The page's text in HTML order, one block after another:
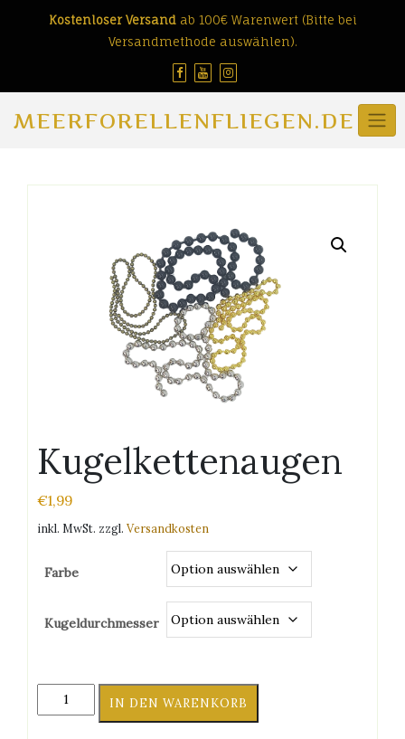
Kostenloser Versandab 100€ Warenwert (Bitte bei
Versandmethode auswählen).
MEERFORELLENFLIEGEN.DE
Kugelkettenaugen
€1,99
inkl. MwSt. zzgl. Versandkosten
Farbe
Kugeldurchmesser
Kugelkettenaugen
Menge
IN DEN WARENKORB